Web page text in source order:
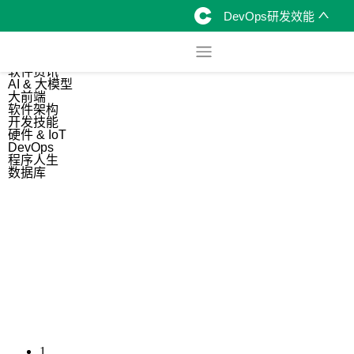
DevOps研发效能
软件资讯
AI & 大模型
大前端
软件架构
开发技能
硬件 & IoT
DevOps
程序人生
数据库
1